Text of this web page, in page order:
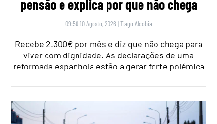
pensão e explica por que não chega
09:50 10 Agosto, 2026 |Tiago Alcobia
Recebe 2.300€ por mês e diz que não chega para
viver com dignidade. As declarações de uma
reformada espanhola estão a gerar forte polémica